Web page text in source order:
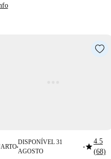
■
DISPONÍVEL 31
AGOSTO
■star4.5
(68)